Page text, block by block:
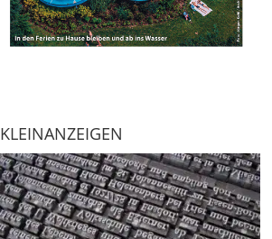
KLEINANZEIGEN